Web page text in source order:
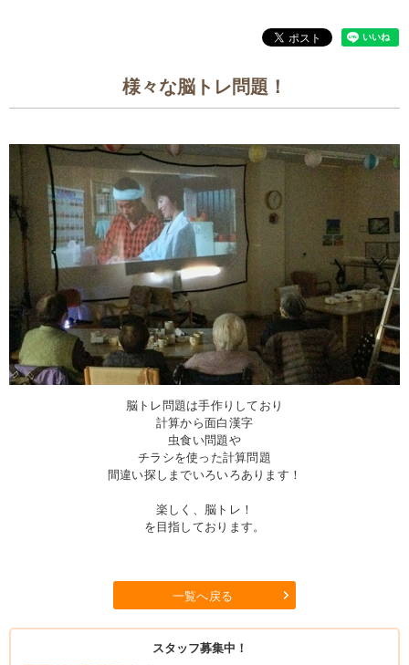
様々な脳トレ問題！
脳トレ問題は手作りしており
計算から面白漢字
虫食い問題や
チラシを使った計算問題
間違い探しまでいろいろあります！
楽しく、脳トレ！
を目指しております。
一覧へ戻る
スタッフ募集中！